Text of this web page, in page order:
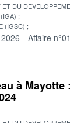
DU
(IGSC)
Affaire
à